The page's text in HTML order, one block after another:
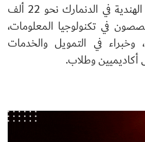
ويبلغ حجم الجالية الهندية في الدنمارك نحو 22 ألف
في تكنولوجيا المعلومات،
وخبراء في التمويل والخدمات
أكاديميين وطلاب.